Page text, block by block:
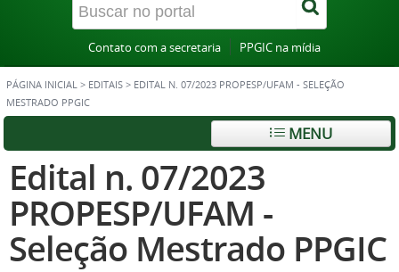
Contato com a secretaria PPGIC na mídia
PÁGINA INICIAL > EDITAIS > EDITAL N. 07/2023 PROPESP/UFAM - SELEÇÃO
MESTRADO PPGIC
MENU
Edital n. 07/2023
PROPESP/UFAM -
Seleção Mestrado PPGIC